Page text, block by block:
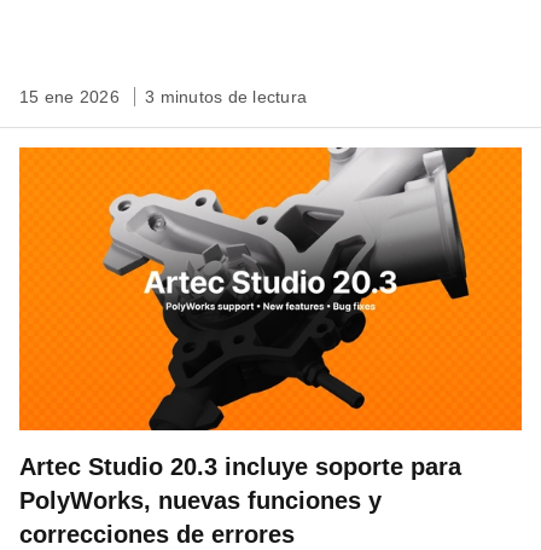
15 ene 2026 3 minutos de lectura
Artec Studio 20.3 incluye soporte para
PolyWorks, nuevas funciones y
correcciones de errores